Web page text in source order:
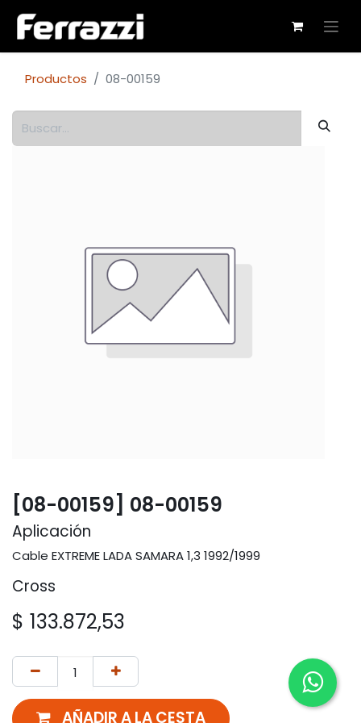
Productos 08-00159
[08-00159] 08-00159
Aplicación
Cable EXTREME LADA SAMARA 1,3 1992/1999
Cross
$ 133.872,53
AÑADIR A LA CESTA